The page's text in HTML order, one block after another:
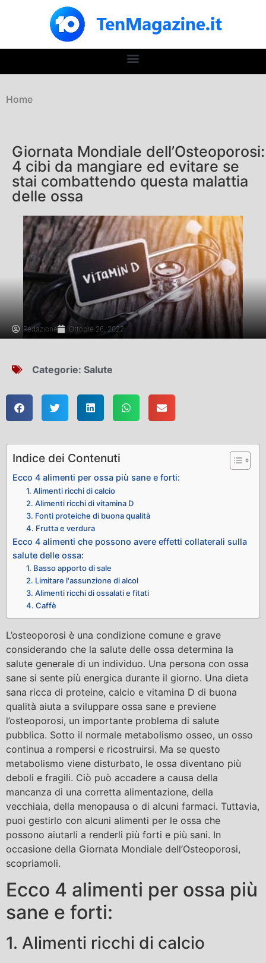
Home
Giornata Mondiale dell’Osteoporosi:
4 cibi da mangiare ed evitare se
stai combattendo questa malattia
delle ossa
Redazione Ottobre 26, 2022
Categorie: Salute
Indice dei Contenuti
Ecco 4 alimenti per ossa più sane e forti:
1. Alimenti ricchi di calcio
2. Alimenti ricchi di vitamina D
3. Fonti proteiche di buona qualità
4. Frutta e verdura
Ecco 4 alimenti che possono avere effetti collaterali sulla
salute delle ossa:
1. Basso apporto di sale
2. Limitare l'assunzione di alcol
3. Alimenti ricchi di ossalati e fitati
4. Caffè
L’osteoporosi è una condizione comune e grave
considerando che la salute delle ossa determina la
salute generale di un individuo. Una persona con ossa
sane si sente più energica durante il giorno. Una dieta
sana ricca di proteine, calcio e vitamina D di buona
qualità aiuta a sviluppare ossa sane e previene
l’osteoporosi, un importante problema di salute
pubblica. Sotto il normale metabolismo osseo, un osso
continua a rompersi e ricostruirsi. Ma se questo
metabolismo viene disturbato, le ossa diventano più
deboli e fragili. Ciò può accadere a causa della
mancanza di una corretta alimentazione, della
vecchiaia, della menopausa o di alcuni farmaci. Tuttavia,
puoi gestirlo con alcuni alimenti per le ossa che
possono aiutarli a renderli più forti e più sani. In
occasione della Giornata Mondiale dell’Osteoporosi,
scopriamoli.
Ecco 4 alimenti per ossa più
sane e forti:
1. Alimenti ricchi di calcio